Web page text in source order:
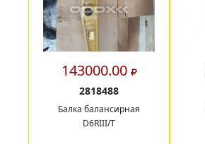
143000.00
2818488
Балка балансирная
D6RIII/T